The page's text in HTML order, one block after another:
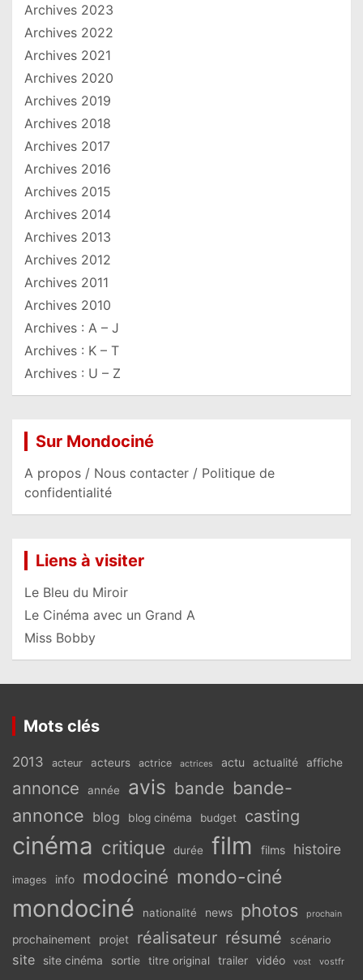
Archives 2023
Archives 2022
Archives 2021
Archives 2020
Archives 2019
Archives 2018
Archives 2017
Archives 2016
Archives 2015
Archives 2014
Archives 2013
Archives 2012
Archives 2011
Archives 2010
Archives : A – J
Archives : K – T
Archives : U – Z
Sur Mondociné
A propos / Nous contacter / Politique de
confidentialité
Liens à visiter
Le Bleu du Miroir
Le Cinéma avec un Grand A
Miss Bobby
Mots clés
2013 acteur acteurs actrice actrices actu actualité affiche
annonce année avis bande bande-
annonce blog blog cinéma budget casting
cinéma critique durée film films histoire
images info modociné mondo-ciné
mondociné nationalité news photos prochain
prochainement projet réalisateur résumé scénario
site site cinéma sortie titre original trailer vidéo vost vostfr